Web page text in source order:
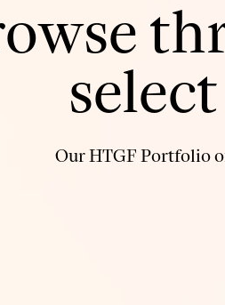
Our HTGF Portfolio